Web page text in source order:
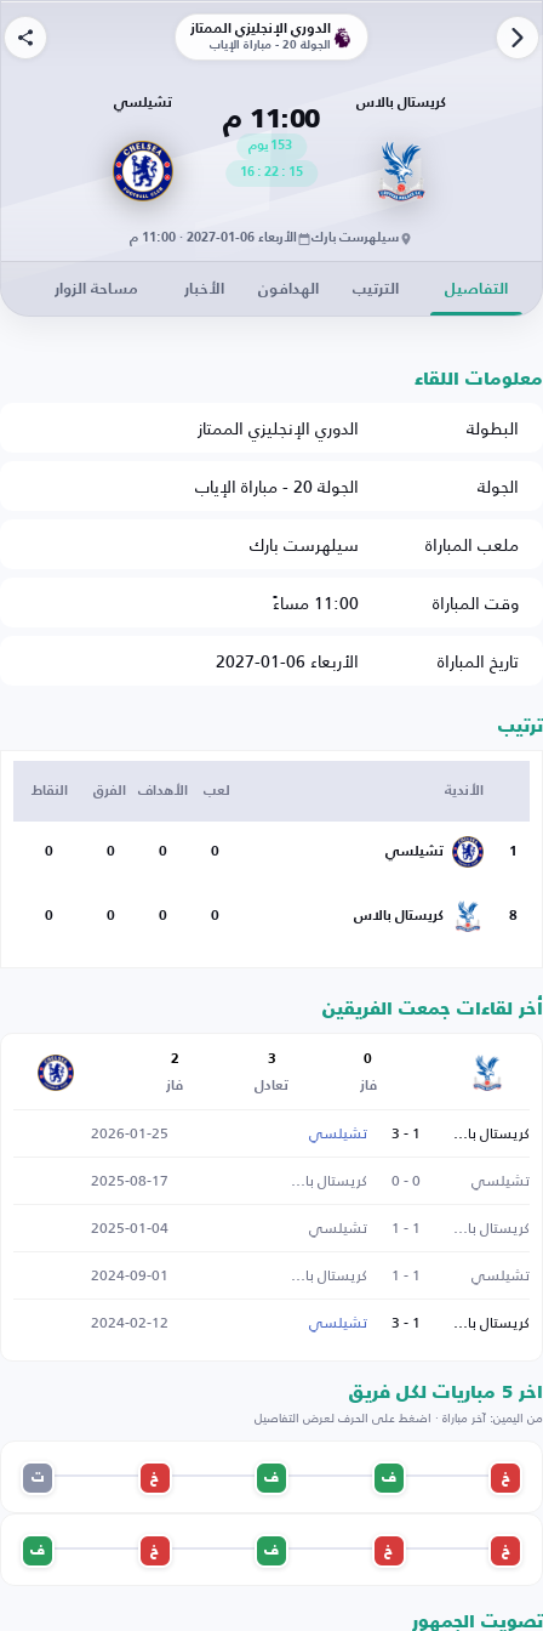
الدوري الإنجليزي الممتاز
الجولة 20 - مباراة الإياب
كريستال بالاس
11:00 م
153 يوم
15
:
22
:
16
تشيلسي
سيلهرست بارك الأربعاء 06-01-2027 · 11:00 م
التفاصيل الترتيب الهدافون الأخبار مساحة الزوار
معلومات اللقاء
البطولة
الدوري الإنجليزي الممتاز
الجولة
الجولة 20 - مباراة الإياب
ملعب المباراة
سيلهرست بارك
وقت المباراة
11:00 مساءً
تاريخ المباراة
الأربعاء 06-01-2027
ترتيب
الأندية لعب الأهداف الفرق النقاط
1 تشيلسي 0
0
0
0
8 كريستال بالاس 0
0
0
0
أخر لقاءات جمعت الفريقين
0
فاز
3
تعادل
2
فاز
كريستال بالاس 1 - 3 تشيلسي
2026-01-25
تشيلسي
0 - 0 كريستال بالاس
2025-08-17
كريستال بالاس
1 - 1 تشيلسي
2025-01-04
تشيلسي
1 - 1 كريستال بالاس
2024-09-01
كريستال بالاس
1 - 3 تشيلسي 2024-02-12
اخر 5 مباريات لكل فريق
من اليمين: آخر مباراة · اضغط على الحرف لعرض التفاصيل
خ ف ف خ ت
خ خ ف خ ف
تصويت الجمهور